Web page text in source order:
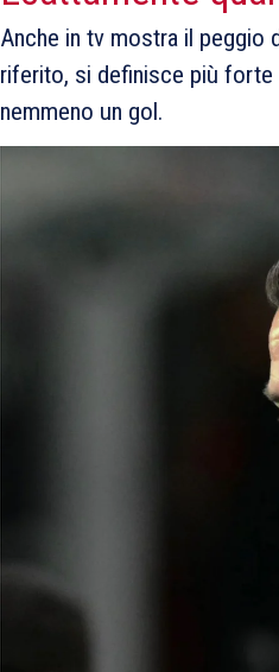
Anche in tv mostra il peggio
riferito, si definisce più forte
nemmeno un gol.